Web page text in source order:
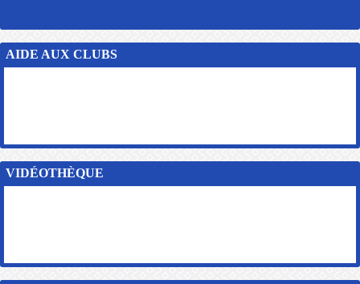
AIDE AUX CLUBS
VIDÉOTHÈQUE